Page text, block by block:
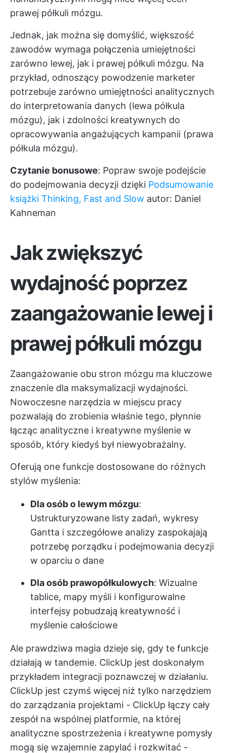
prawej półkuli mózgu.
Jednak, jak można się domyślić, większość
zawodów wymaga połączenia umiejętności
zarówno lewej, jak i prawej półkuli mózgu. Na
przykład, odnoszący powodzenie marketer
potrzebuje zarówno umiejętności analitycznych
do interpretowania danych (lewa półkula
mózgu), jak i zdolności kreatywnych do
opracowywania angażujących kampanii (prawa
półkula mózgu).
Czytanie bonusowe: Popraw swoje podejście
do podejmowania decyzji dzięki Podsumowanie
książki Thinking, Fast and Slow autor: Daniel
Kahneman
Jak zwiększyć
wydajność poprzez
zaangażowanie lewej i
prawej półkuli mózgu
Zaangażowanie obu stron mózgu ma kluczowe
znaczenie dla maksymalizacji wydajności.
Nowoczesne narzędzia w miejscu pracy
pozwalają do zrobienia właśnie tego, płynnie
łącząc analityczne i kreatywne myślenie w
sposób, który kiedyś był niewyobrażalny.
Oferują one funkcje dostosowane do różnych
stylów myślenia:
Dla osób o lewym mózgu:
Ustrukturyzowane listy zadań, wykresy
Gantta i szczegółowe analizy zaspokajają
potrzebę porządku i podejmowania decyzji
w oparciu o dane
Dla osób prawopółkulowych: Wizualne
tablice, mapy myśli i konfigurowalne
interfejsy pobudzają kreatywność i
myślenie całościowe
Ale prawdziwa magia dzieje się, gdy te funkcje
działają w tandemie. ClickUp jest doskonałym
przykładem integracji poznawczej w działaniu.
ClickUp jest czymś więcej niż tylko narzędziem
do zarządzania projektami - ClickUp łączy cały
zespół na wspólnej platformie, na której
analityczne spostrzeżenia i kreatywne pomysły
mogą się wzajemnie zapylać i rozkwitać -